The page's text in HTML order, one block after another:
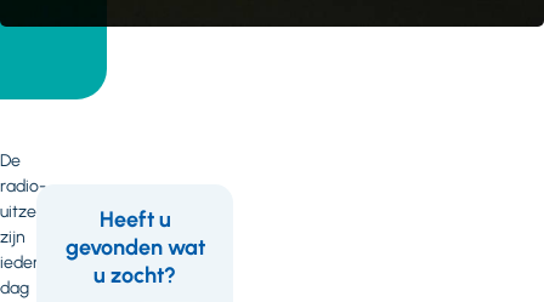
De
radio-
uitzendingen
zijn
iedere
dag
Wil
Feedback
Heeft u
gevonden wat
u zocht?